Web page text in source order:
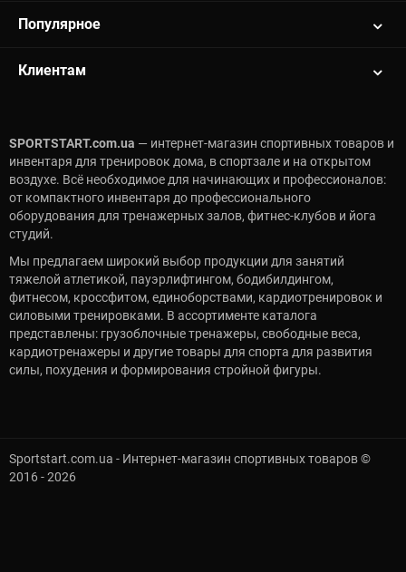
Популярное
Клиентам
SPORTSTART.com.ua — интернет-магазин спортивных товаров и
инвентаря для тренировок дома, в спортзале и на открытом
воздухе. Всё необходимое для начинающих и профессионалов:
от компактного инвентаря до профессионального
оборудования для тренажерных залов, фитнес-клубов и йога
студий.
Мы предлагаем широкий выбор продукции для занятий
тяжелой атлетикой, пауэрлифтингом, бодибилдингом,
фитнесом, кроссфитом, единоборствами, кардиотренировок и
силовыми тренировками. В ассортименте каталога
представлены: грузоблочные тренажеры, свободные веса,
кардиотренажеры и другие товары для спорта для развития
силы, похудения и формирования стройной фигуры.
Sportstart.com.ua - Интернет-магазин спортивных товаров ©
2016 - 2026